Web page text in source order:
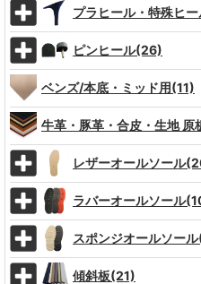
プラヒール・特殊ヒ
ピンヒール(26)
ベンズ/本底・ミッド用(11)
牛革・豚革・合皮・生地 原
レザーオールソール
ラバーオールソール
スポンジオールソー
傾斜板(21)